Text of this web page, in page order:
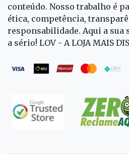
conteúdo. Nosso trabalho é
ética, competência,
responsabilidade. Aqui a sua
a sério! LOV - A LOJA MAIS